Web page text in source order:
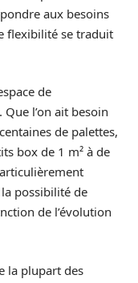
aux besoins
flexibilité se traduit
de
l’on ait besoin
de palettes,
box de 1 m² à de
possibilité de
de l’évolution
la plupart des